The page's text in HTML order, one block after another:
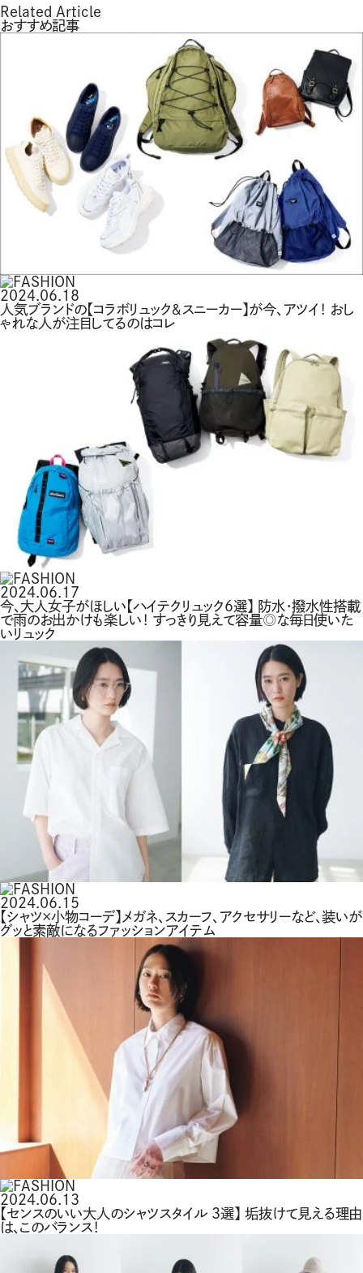
Related Article
おすすめ記事
2024.06.18
人気ブランドの【コラボリュック＆スニーカー】が今、アツイ！ おし
ゃれな人が注目してるのはコレ
2024.06.17
今、大人女子がほしい【ハイテクリュック6選】 防水・撥水性搭載
で雨のお出かけも楽しい！ すっきり見えて容量◎な毎日使いた
いリュック
2024.06.15
【シャツ×小物コーデ】メガネ、スカーフ、アクセサリーなど、装いが
グッと素敵になるファッションアイテム
2024.06.13
【センスのいい大人のシャツスタイル 3選】 垢抜けて見える理由
は、このバランス！